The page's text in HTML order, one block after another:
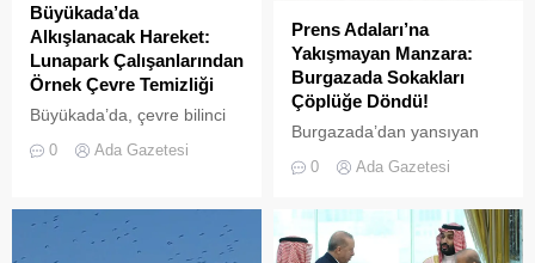
Büyükada’da
Alkışlanacak Hareket:
Lunapark Çalışanlarından
Örnek Çevre Temizliği
Büyükada’da, çevre bilinci
yüzleri güldüren bir olay
cazibe merkezlerinden biri
olan Lunapark (Birlik
Meydanı) bölgesindeki
0 Ada Gazetesi
Prens Adaları’na
Yakışmayan Manzara:
Burgazada Sokakları
Çöplüğe Döndü!
Burgazada’dan yansıyan
Adanın sokaklarında dağ
kasalar ve tahta paletler
hem ada sakinlerini hem de
0 Ada Gazetesi